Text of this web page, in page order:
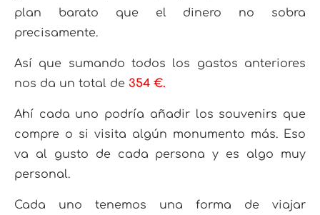
plan barato que el dinero no sobra
precisamente.
Así que sumando todos los gastos anteriores
nos da un total de 354 €.
Ahí cada uno podría añadir los souvenirs que
compre o si visita algún monumento más. Eso
va al gusto de cada persona y es algo muy
personal.
Cada uno tenemos una forma de viajar